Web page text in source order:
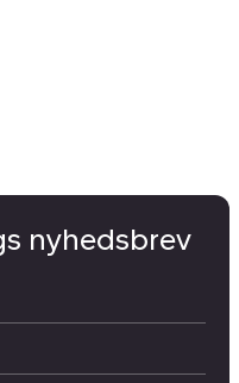
nyhedsbrev